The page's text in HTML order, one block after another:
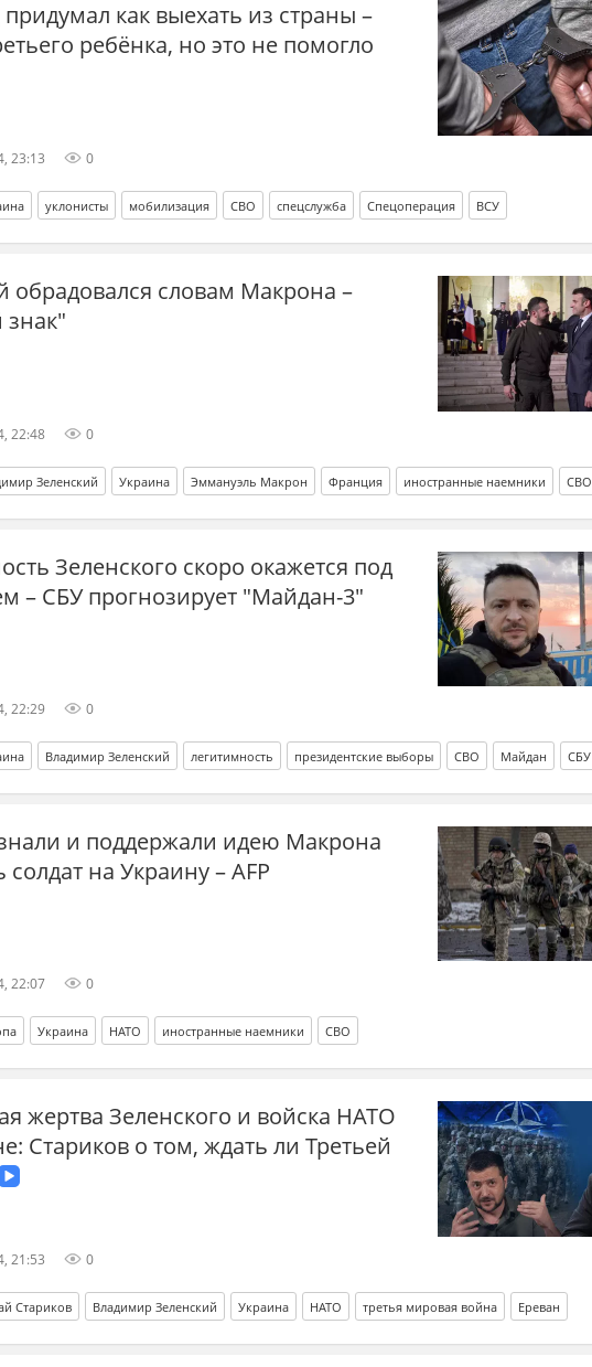
как выехать из страны –
ребёнка, но это не помогло
23:13 0
уклонисты мобилизация СВО спецслужба Спецоперация ВСУ
обрадовался словам Макрона –
22:48 0
Зеленский Украина Эммануэль Макрон Франция иностранные наемники СВО
Зеленского скоро окажется под
– СБУ прогнозирует "Майдан-3"
22:29 0
Владимир Зеленский легитимность президентские выборы СВО Майдан СБУ
и поддержали идею Макрона
солдат на Украину – AFP
22:07 0
Украина НАТО иностранные наемники СВО
жертва Зеленского и войска НАТО
Стариков о том, ждать ли Третьей
21:53 0
Стариков Владимир Зеленский Украина НАТО третья мировая война Ереван
ВСУ иностранные наемники